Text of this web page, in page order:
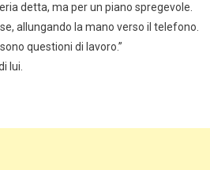
detta, ma per un piano spregevole.
allungando la mano verso il telefono.
questioni di lavoro.”
lui.